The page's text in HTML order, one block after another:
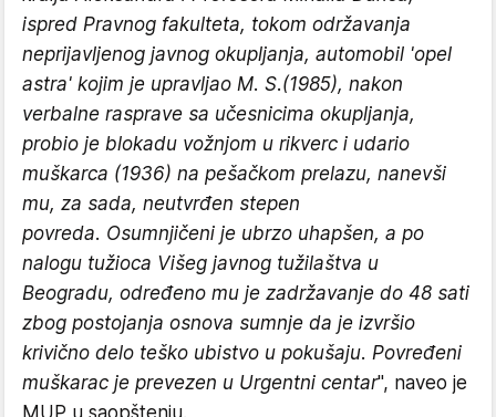
ispred Pravnog fakulteta, tokom održavanja
neprijavljenog javnog okupljanja, automobil 'opel
astra' kojim je upravljao M. S.(1985), nakon
verbalne rasprave sa učesnicima okupljanja,
probio je blokadu vožnjom u rikverc i udario
muškarca (1936) na pešačkom prelazu, nanevši
mu, za sada, neutvrđen stepen
povreda. Osumnjičeni je ubrzo uhapšen, a po
nalogu tužioca Višeg javnog tužilaštva u
Beogradu, određeno mu je zadržavanje do 48 sati
zbog postojanja osnova sumnje da je izvršio
krivično delo teško ubistvo u pokušaju. Povređeni
muškarac je prevezen u Urgentni centar", naveo je